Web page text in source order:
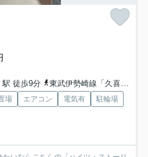
駅 徒歩9分
東武伊勢崎線「久喜」駅 徒歩9分
場 エアコン 電気有
駐輪場